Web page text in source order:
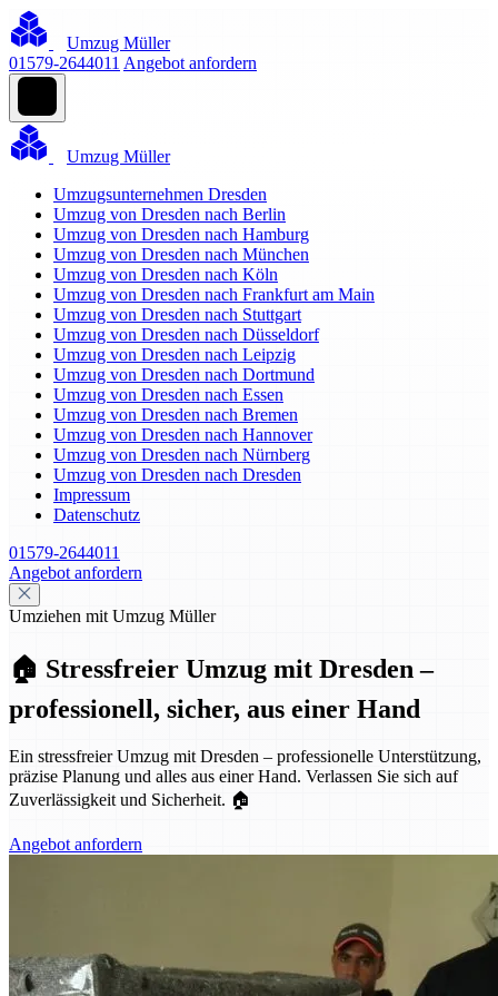
Umzug Müller
01579-2644011 Angebot anfordern
Umzug Müller
Umzugsunternehmen Dresden
Umzug von Dresden nach Berlin
Umzug von Dresden nach Hamburg
Umzug von Dresden nach München
Umzug von Dresden nach Köln
Umzug von Dresden nach Frankfurt am Main
Umzug von Dresden nach Stuttgart
Umzug von Dresden nach Düsseldorf
Umzug von Dresden nach Leipzig
Umzug von Dresden nach Dortmund
Umzug von Dresden nach Essen
Umzug von Dresden nach Bremen
Umzug von Dresden nach Hannover
Umzug von Dresden nach Nürnberg
Umzug von Dresden nach Dresden
Impressum
Datenschutz
01579-2644011
Angebot anfordern
Umziehen mit Umzug Müller
🏠 Stressfreier Umzug mit Dresden –
professionell, sicher, aus einer Hand
Ein stressfreier Umzug mit Dresden – professionelle Unterstützung,
präzise Planung und alles aus einer Hand. Verlassen Sie sich auf
Zuverlässigkeit und Sicherheit. 🏠
Angebot anfordern